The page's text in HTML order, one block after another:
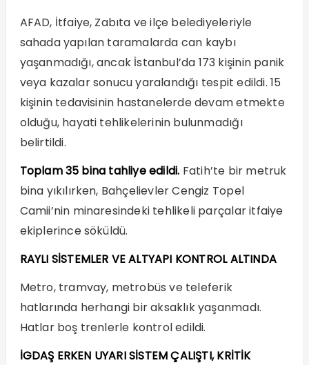
AFAD, İtfaiye, Zabıta ve ilçe belediyeleriyle
sahada yapılan taramalarda can kaybı
yaşanmadığı, ancak İstanbul’da 173 kişinin panik
veya kazalar sonucu yaralandığı tespit edildi. 15
kişinin tedavisinin hastanelerde devam etmekte
olduğu, hayati tehlikelerinin bulunmadığı
belirtildi.
Toplam 35 bina tahliye edildi. Fatih’te bir metruk
bina yıkılırken, Bahçelievler Cengiz Topel
Camii’nin minaresindeki tehlikeli parçalar itfaiye
ekiplerince söküldü.
RAYLI SİSTEMLER VE ALTYAPI KONTROL ALTINDA
Metro, tramvay, metrobüs ve teleferik
hatlarında herhangi bir aksaklık yaşanmadı.
Hatlar boş trenlerle kontrol edildi.
İGDAŞ ERKEN UYARI SİSTEM ÇALIŞTI, KRİTİK